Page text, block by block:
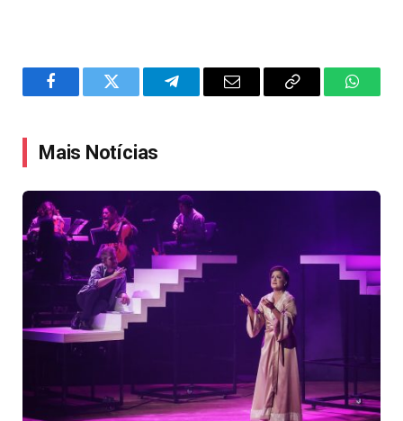
FacebookTwitter TelegramEmail
Copy
Mais Notícias